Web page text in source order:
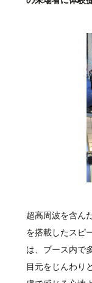
超高周波を含ん
を搭載したスピ
は、ブース内で
目元をじんわり